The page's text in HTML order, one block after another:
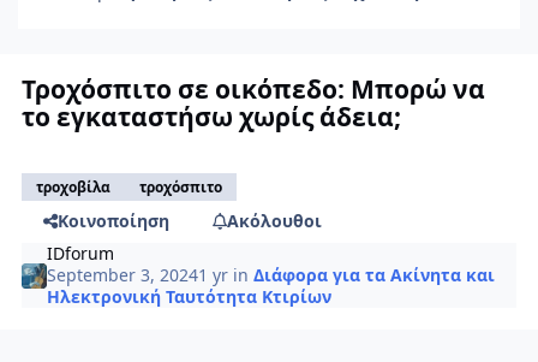
Τροχόσπιτο σε οικόπεδο: Μπορώ να
το εγκαταστήσω χωρίς άδεια;
τροχοβίλα τροχόσπιτο
Κοινοποίηση
Ακόλουθοι
IDforum
September 3, 20241 yr inΔιάφορα για τα Ακίνητα και
Ηλεκτρονική Ταυτότητα Κτιρίων